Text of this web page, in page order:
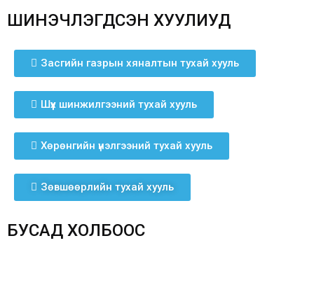
ШИНЭЧЛЭГДСЭН ХУУЛИУД
Засгийн газрын хяналтын тухай хууль
Шүүх шинжилгээний тухай хууль
Хөрөнгийн үнэлгээний тухай хууль
Зөвшөөрлийн тухай хууль
БУСАД ХОЛБООС